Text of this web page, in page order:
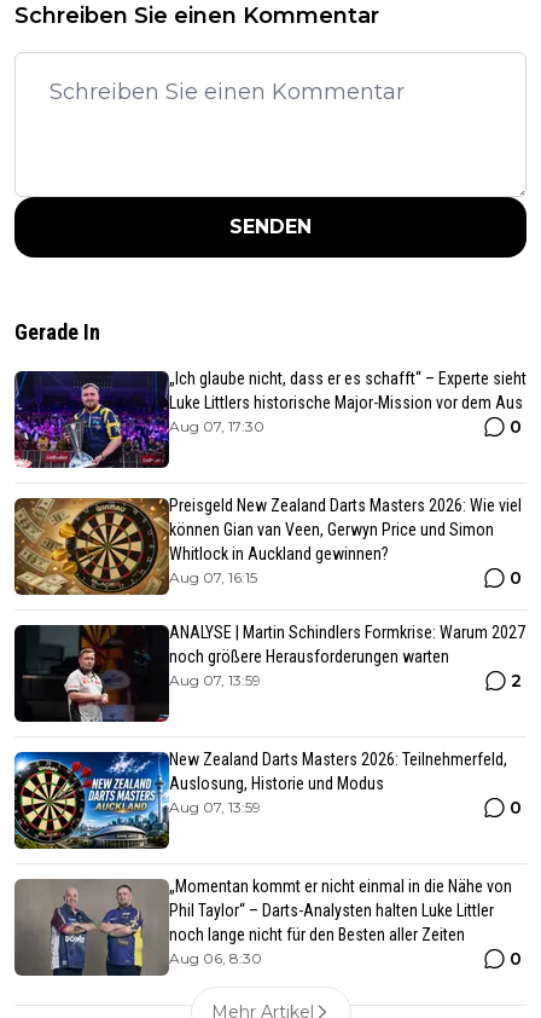
Schreiben Sie einen Kommentar
SENDEN
Gerade In
„Ich glaube nicht, dass er es schafft“ – Experte sieht
Luke Littlers historische Major-Mission vor dem Aus
Aug 07, 17:30 0
Preisgeld New Zealand Darts Masters 2026: Wie viel
können Gian van Veen, Gerwyn Price und Simon
Whitlock in Auckland gewinnen?
Aug 07, 16:15 0
ANALYSE | Martin Schindlers Formkrise: Warum 2027
noch größere Herausforderungen warten
Aug 07, 13:59 2
New Zealand Darts Masters 2026: Teilnehmerfeld,
Auslosung, Historie und Modus
Aug 07, 13:59 0
„Momentan kommt er nicht einmal in die Nähe von
Phil Taylor“ – Darts-Analysten halten Luke Littler
noch lange nicht für den Besten aller Zeiten
Aug 06, 8:30 0
Mehr Artikel